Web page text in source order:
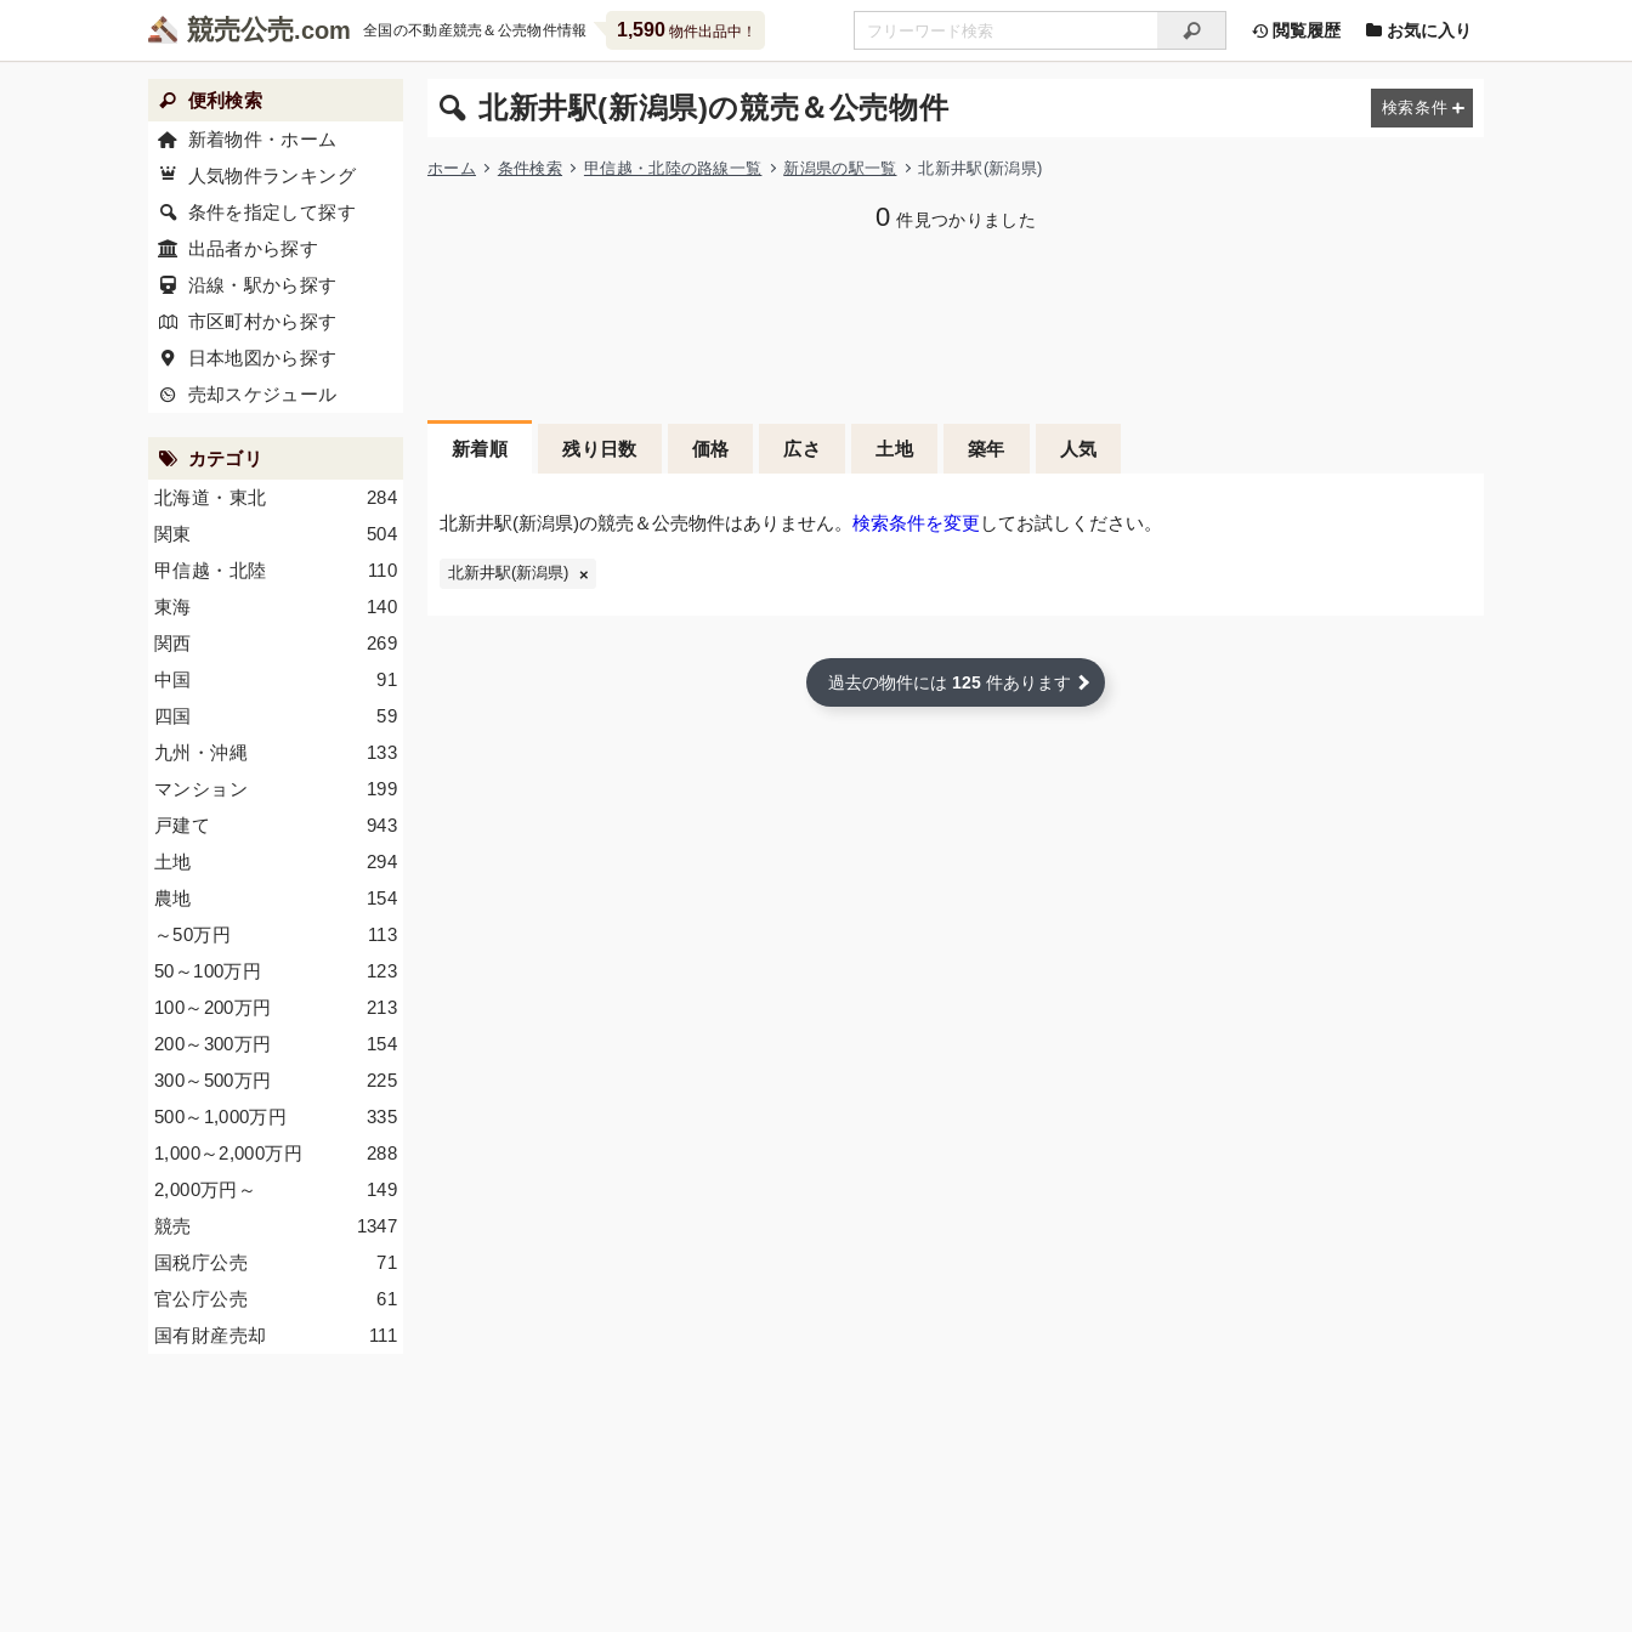
競売公売 全国の不動産競売＆公売物件情報 1,590物件出品中！ 閲覧履歴 お気に入り
北新井駅(新潟県)の競売＆公売物件
ホーム 条件検索 甲信越・北陸の路線一覧 新潟県の駅一覧 北新井駅(新潟県)
0 件見つかりました
新着順 残り日数 価格 広さ 土地 築年 人気
北新井駅(新潟県)の競売＆公売物件はありません。 検索条件を変更 してお試しください。
北新井駅(新潟県)
過去の物件には 125 件あります
便利検索
新着物件・ホーム
人気物件ランキング
条件を指定して探す
出品者から探す
沿線・駅から探す
市区町村から探す
日本地図から探す
売却スケジュール
カテゴリ
284
北海道・東北
504
関東
110
甲信越・北陸
140
東海
269
関西
91
中国
59
四国
133
九州・沖縄
199
マンション
943
戸建て
294
土地
154
農地
113
～50万円
123
50～100万円
213
100～200万円
154
200～300万円
225
300～500万円
335
500～1,000万円
288
1,000～2,000万円
149
2,000万円 ～
1347
競売
71
国税庁公売
61
官公庁公売
111
国有財産売却